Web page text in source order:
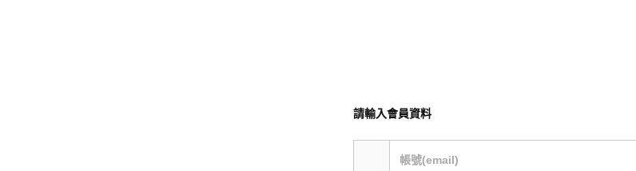
請輸入會員資料
帳號(email)